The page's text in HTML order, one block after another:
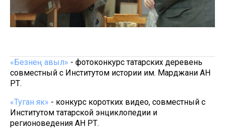
«Безнең авыл» - фотоконкурс татарских деревень
совместный с Институтом истории им. Марджани АН
РТ.
«Туган як» - конкурс коротких видео, совместный с
Институтом татарской энциклопедии и
регионоведения АН РТ.